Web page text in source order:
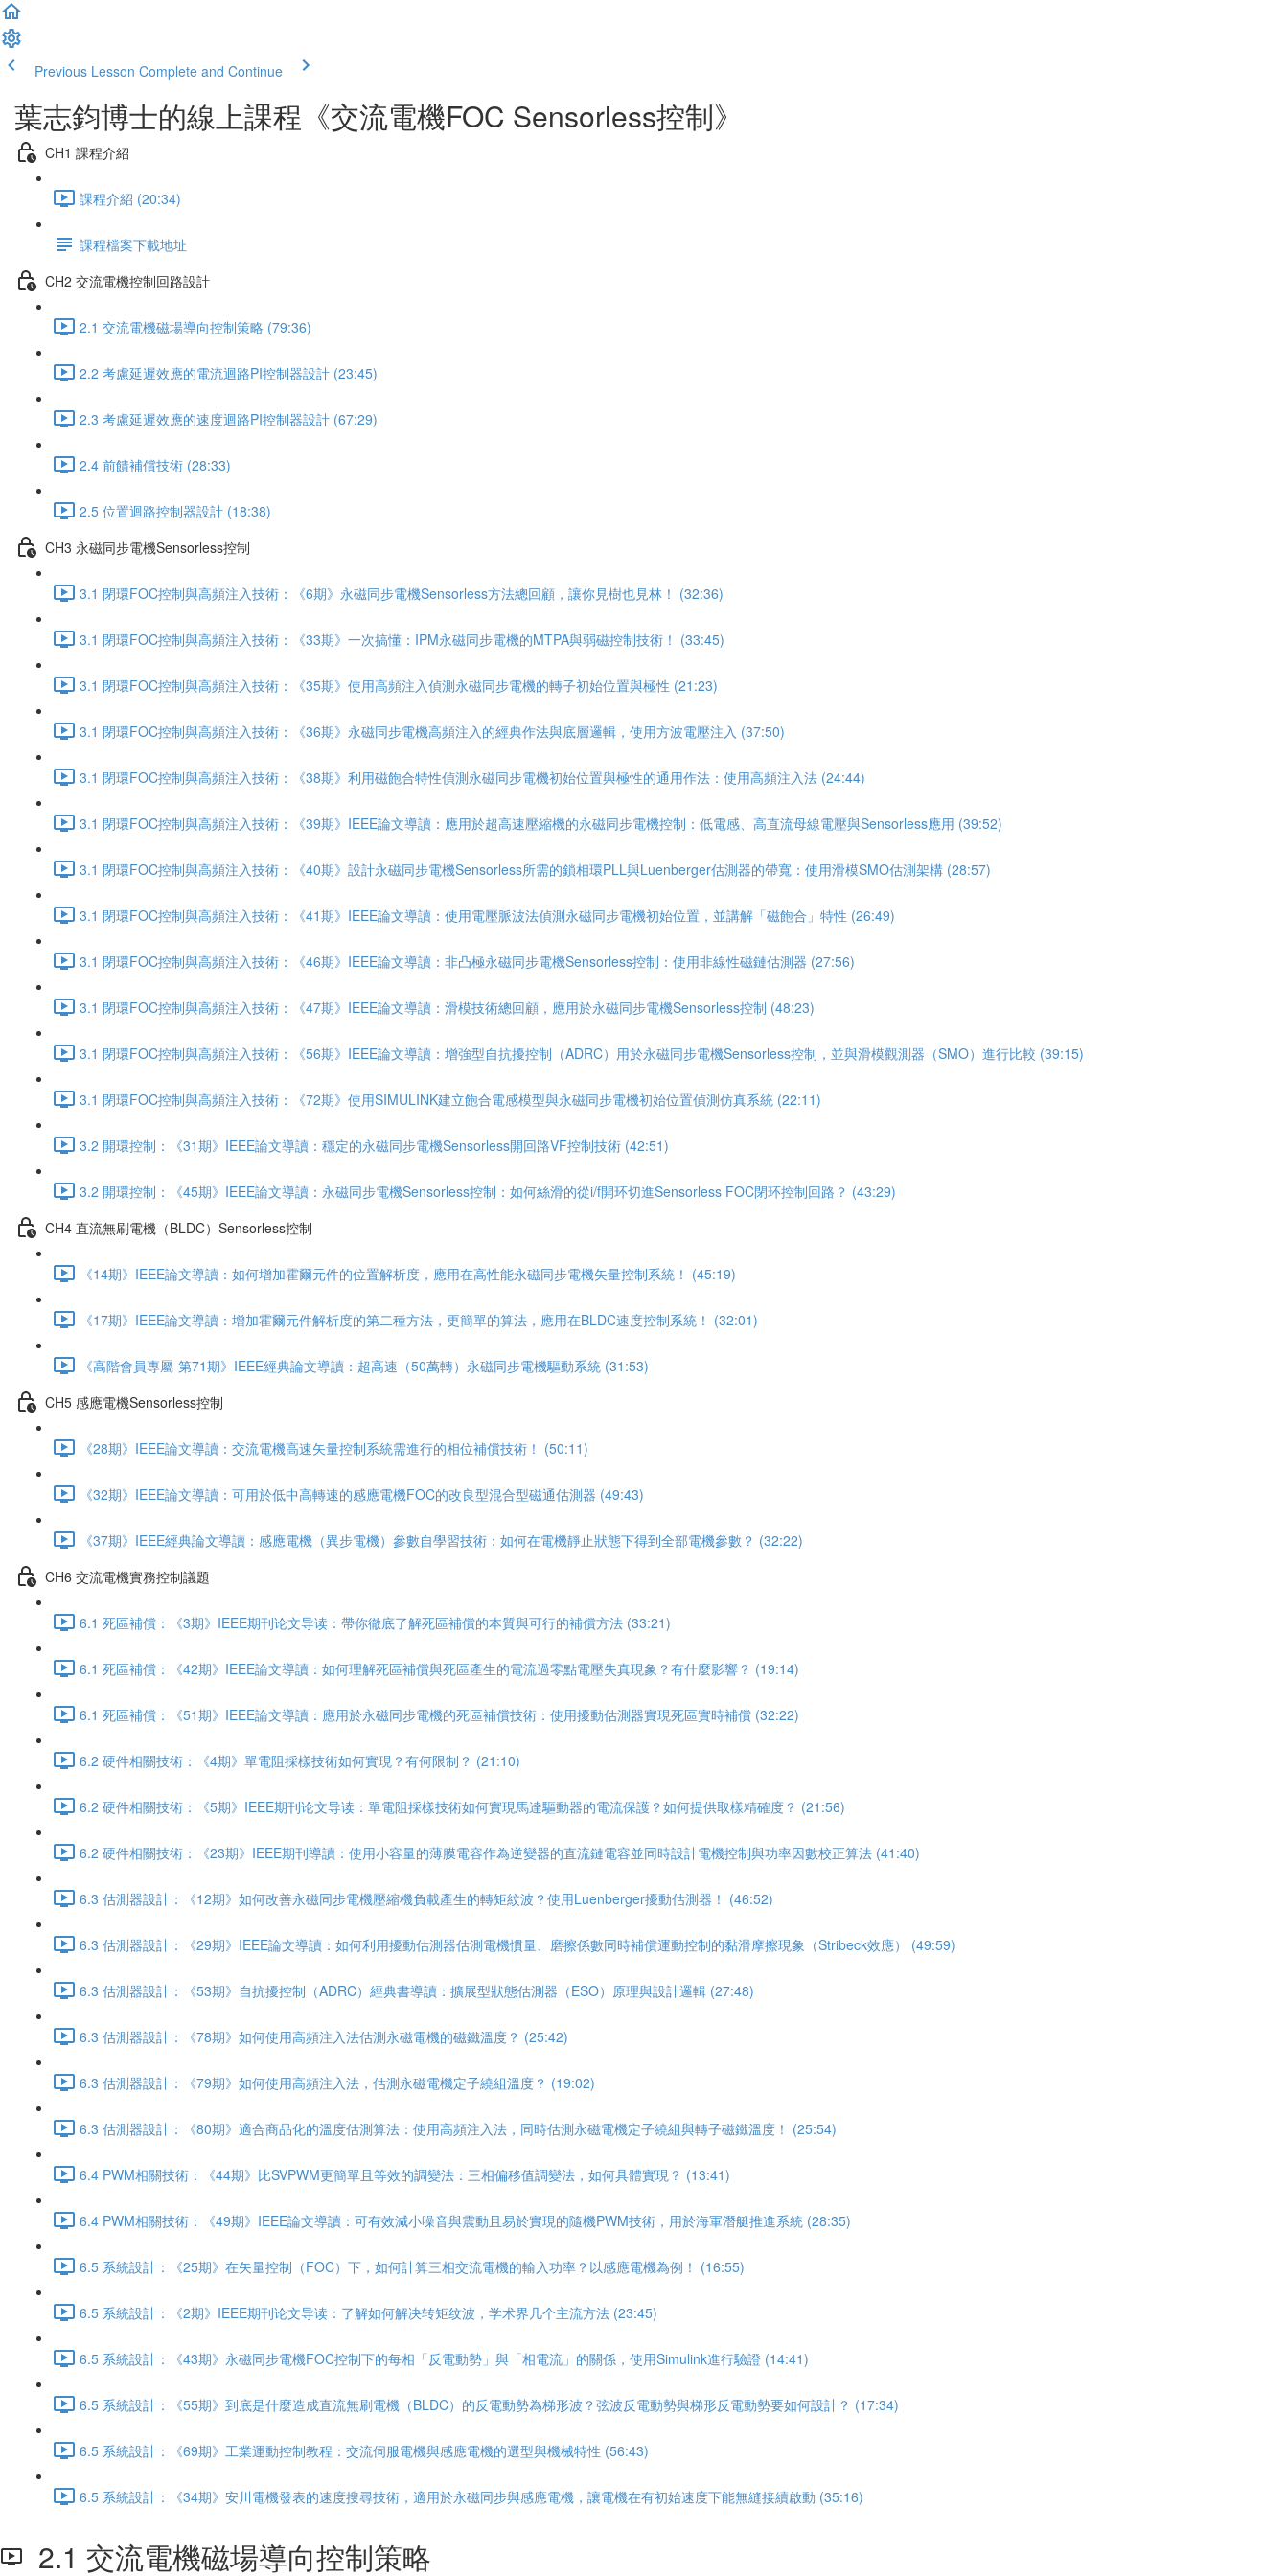
Previous Lesson Complete and Continue
葉志鈞博士的線上課程《交流電機FOC Sensorless控制》
CH1 課程介紹
課程介紹 (20:34)
課程檔案下載地址
CH2 交流電機控制回路設計
2.1 交流電機磁場導向控制策略 (79:36)
2.2 考慮延遲效應的電流迴路PI控制器設計 (23:45)
2.3 考慮延遲效應的速度迴路PI控制器設計 (67:29)
2.4 前饋補償技術 (28:33)
2.5 位置迴路控制器設計 (18:38)
CH3 永磁同步電機Sensorless控制
3.1 閉環FOC控制與高頻注入技術：《6期》永磁同步電機Sensorless方法總回顧，讓你見樹也見林！ (32:36)
3.1 閉環FOC控制與高頻注入技術：《33期》一次搞懂：IPM永磁同步電機的MTPA與弱磁控制技術！ (33:45)
3.1 閉環FOC控制與高頻注入技術：《35期》使用高頻注入偵測永磁同步電機的轉子初始位置與極性 (21:23)
3.1 閉環FOC控制與高頻注入技術：《36期》永磁同步電機高頻注入的經典作法與底層邏輯，使用方波電壓注入 (37:50)
3.1 閉環FOC控制與高頻注入技術：《38期》利用磁飽合特性偵測永磁同步電機初始位置與極性的通用作法：使用高頻注入法 (24:44)
3.1 閉環FOC控制與高頻注入技術：《39期》IEEE論文導讀：應用於超高速壓縮機的永磁同步電機控制：低電感、高直流母線電壓與Sensorless應用 (39:52)
3.1 閉環FOC控制與高頻注入技術：《40期》設計永磁同步電機Sensorless所需的鎖相環PLL與Luenberger估測器的帶寬：使用滑模SMO估測架構 (28:57)
3.1 閉環FOC控制與高頻注入技術：《41期》IEEE論文導讀：使用電壓脈波法偵測永磁同步電機初始位置，並講解「磁飽合」特性 (26:49)
3.1 閉環FOC控制與高頻注入技術：《46期》IEEE論文導讀：非凸極永磁同步電機Sensorless控制：使用非線性磁鏈估測器 (27:56)
3.1 閉環FOC控制與高頻注入技術：《47期》IEEE論文導讀：滑模技術總回顧，應用於永磁同步電機Sensorless控制 (48:23)
3.1 閉環FOC控制與高頻注入技術：《56期》IEEE論文導讀：增強型自抗擾控制（ADRC）用於永磁同步電機Sensorless控制，並與滑模觀測器（SMO）進行比較 (39:15)
3.1 閉環FOC控制與高頻注入技術：《72期》使用SIMULINK建立飽合電感模型與永磁同步電機初始位置偵測仿真系統 (22:11)
3.2 開環控制：《31期》IEEE論文導讀：穩定的永磁同步電機Sensorless開回路VF控制技術 (42:51)
3.2 開環控制：《45期》IEEE論文導讀：永磁同步電機Sensorless控制：如何絲滑的從i/f開环切進Sensorless FOC閉环控制回路？ (43:29)
CH4 直流無刷電機（BLDC）Sensorless控制
《14期》IEEE論文導讀：如何增加霍爾元件的位置解析度，應用在高性能永磁同步電機矢量控制系統！ (45:19)
《17期》IEEE論文導讀：增加霍爾元件解析度的第二種方法，更簡單的算法，應用在BLDC速度控制系統！ (32:01)
《高階會員專屬-第71期》IEEE經典論文導讀：超高速（50萬轉）永磁同步電機驅動系統 (31:53)
CH5 感應電機Sensorless控制
《28期》IEEE論文導讀：交流電機高速矢量控制系統需進行的相位補償技術！ (50:11)
《32期》IEEE論文導讀：可用於低中高轉速的感應電機FOC的改良型混合型磁通估測器 (49:43)
《37期》IEEE經典論文導讀：感應電機（異步電機）參數自學習技術：如何在電機靜止狀態下得到全部電機參數？ (32:22)
CH6 交流電機實務控制議題
6.1 死區補償：《3期》IEEE期刊论文导读：帶你徹底了解死區補償的本質與可行的補償方法 (33:21)
6.1 死區補償：《42期》IEEE論文導讀：如何理解死區補償與死區產生的電流過零點電壓失真現象？有什麼影響？ (19:14)
6.1 死區補償：《51期》IEEE論文導讀：應用於永磁同步電機的死區補償技術：使用擾動估測器實現死區實時補償 (32:22)
6.2 硬件相關技術：《4期》單電阻採樣技術如何實現？有何限制？ (21:10)
6.2 硬件相關技術：《5期》IEEE期刊论文导读：單電阻採樣技術如何實現馬達驅動器的電流保護？如何提供取樣精確度？ (21:56)
6.2 硬件相關技術：《23期》IEEE期刊導讀：使用小容量的薄膜電容作為逆變器的直流鏈電容並同時設計電機控制與功率因數校正算法 (41:40)
6.3 估測器設計：《12期》如何改善永磁同步電機壓縮機負載產生的轉矩紋波？使用Luenberger擾動估測器！ (46:52)
6.3 估測器設計：《29期》IEEE論文導讀：如何利用擾動估測器估測電機慣量、磨擦係數同時補償運動控制的黏滑摩擦現象（Stribeck效應） (49:59)
6.3 估測器設計：《53期》自抗擾控制（ADRC）經典書導讀：擴展型狀態估測器（ESO）原理與設計邏輯 (27:48)
6.3 估測器設計：《78期》如何使用高頻注入法估測永磁電機的磁鐵溫度？ (25:42)
6.3 估測器設計：《79期》如何使用高頻注入法，估測永磁電機定子繞組溫度？ (19:02)
6.3 估測器設計：《80期》適合商品化的溫度估測算法：使用高頻注入法，同時估測永磁電機定子繞組與轉子磁鐵溫度！ (25:54)
6.4 PWM相關技術：《44期》比SVPWM更簡單且等效的調變法：三相偏移值調變法，如何具體實現？ (13:41)
6.4 PWM相關技術：《49期》IEEE論文導讀：可有效減小噪音與震動且易於實現的隨機PWM技術，用於海軍潛艇推進系統 (28:35)
6.5 系統設計：《25期》在矢量控制（FOC）下，如何計算三相交流電機的輸入功率？以感應電機為例！ (16:55)
6.5 系統設計：《2期》IEEE期刊论文导读：了解如何解决转矩纹波，学术界几个主流方法 (23:45)
6.5 系統設計：《43期》永磁同步電機FOC控制下的每相「反電動勢」與「相電流」的關係，使用Simulink進行驗證 (14:41)
6.5 系統設計：《55期》到底是什麼造成直流無刷電機（BLDC）的反電動勢為梯形波？弦波反電動勢與梯形反電動勢要如何設計？ (17:34)
6.5 系統設計：《69期》工業運動控制教程：交流伺服電機與感應電機的選型與機械特性 (56:43)
6.5 系統設計：《34期》安川電機發表的速度搜尋技術，適用於永磁同步與感應電機，讓電機在有初始速度下能無縫接續啟動 (35:16)
2.1 交流電機磁場導向控制策略